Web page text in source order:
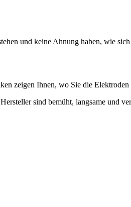
und keine Ahnung haben, wie
zeigen Ihnen, wo Sie die Elektroden
sind bemüht, langsame und